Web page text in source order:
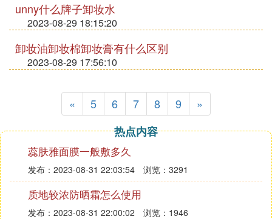
unny什么牌子卸妆水
2023-08-29 18:15:20
卸妆油卸妆棉卸妆膏有什么区别
2023-08-29 17:56:10
« 5 6 7 8 9
»
热点内容
蕊肤雅面膜一般敷多久
发布：2023-08-31 22:03:54 浏览：3291
质地较浓防晒霜怎么使用
发布：2023-08-31 22:00:02 浏览：1946